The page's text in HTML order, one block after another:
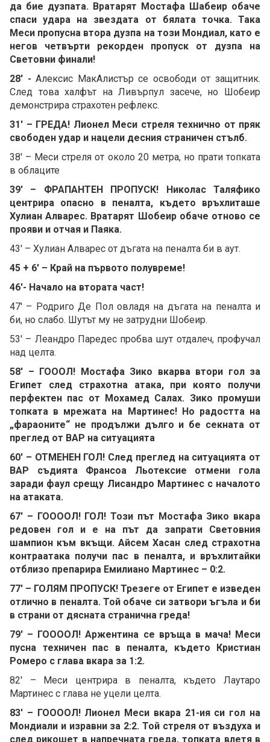
да бие дузпата. Вратарят Мостафа Шабеир обаче
спаси удара на звездата от бялата точка. Така
Меси пропусна втора дузпа на този Мондиал, като е
негов четвърти рекорден пропуск от дузпа на
Световни финали!
28' -Алексис МакАлистър се освободи от защитник.
След това халфът на Ливърпул засече, но Шобеир
демонстрира страхотен рефлекс.
31' – ГРЕДА! Лионел Меси стреля технично от пряк
свободен удар и нацели десния страничен стълб.
38' – Меси стреля от около 20 метра, но прати топката
в облаците
39' – ФРАПАНТЕН ПРОПУСК! Николас Таляфико
центрира опасно в пеналта, където връхлиташе
Хулиан Алварес. Вратарят Шобеир обаче отново се
прояви и отчая и Паяка.
43' – Хулиан Алварес от дъгата на пеналта би в аут.
45 + 6' – Край на първото полувреме!
46'- Начало на втората част!
47' – Родриго Де Пол овладя на дъгата на пеналта и
би, но слабо. Шутът му не затрудни Шобеир.
53' – Леандро Паредес пробва шут отдалеч, профучал
над целта.
58' – ГОООЛ! Мостафа Зико вкарва втори гол за
Египет след страхотна атака, при която получи
перфектен пас от Мохамед Салах. Зико промуши
топката в мрежата на Мартинес! Но радостта на
„фараоните“ не продължи дълго и бе секната от
преглед от ВАР на ситуацията
60' – ОТМЕНЕН ГОЛ! След преглед на ситуацията от
ВАР съдията Франсоа Льотексие отмени гола
заради фаул срещу Лисандро Мартинес с началото
на атаката.
67' – ГООООЛ! ГОЛ! Този път Мостафа Зико вкара
редовен гол и е на път да запрати Световния
шампион към вкъщи. Айсем Хасан след страхотна
контраатака получи пас в пеналта, и връхлитайки
отблизо препарира Емилиано Мартинес – 0:2.
77' – ГОЛЯМ ПРОПУСК! Трезеге от Египет е изведен
отлично в пеналта. Той обаче си затвори ъгъла и би
в страни от дясната странична греда!
79' – ГООООЛ! Аржентина се връща в мача! Меси
пусна техничен пас в пеналта, където Кристиан
Ромеро с глава вкара за 1:2.
82' – Меси центрира в пеналта, където Лаутаро
Мартинес с глава не уцели целта.
83' – ГООООЛ! Лионел Меси вкара 21-ия си гол на
Мондиали и изравни за 2:2. Той стреля от въздуха и
след рикошет в напречната греда, топката влетя в